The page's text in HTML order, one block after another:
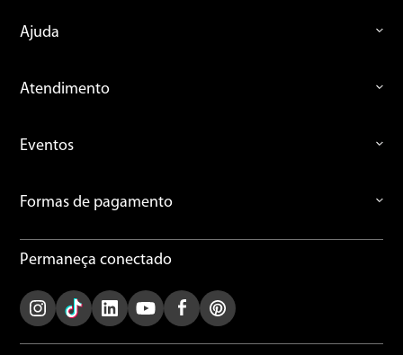
Endereço de email
Escreva uma avaliação
ENVIAR AVALIAÇÃO
Ajuda
Atendimento
Eventos
Formas de pagamento
Permaneça conectado